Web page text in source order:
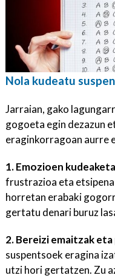
Nola kudeatu
Jarraian, gako
gogoeta egin dezazun
eraginkorragoan aurre
1. Emozioen
frustrazioa eta
horretan erabaki
gertatu denari buruz
2. Bereizi emaitzak
suspentsoek eragina
utzi hori gertatzen. Zu